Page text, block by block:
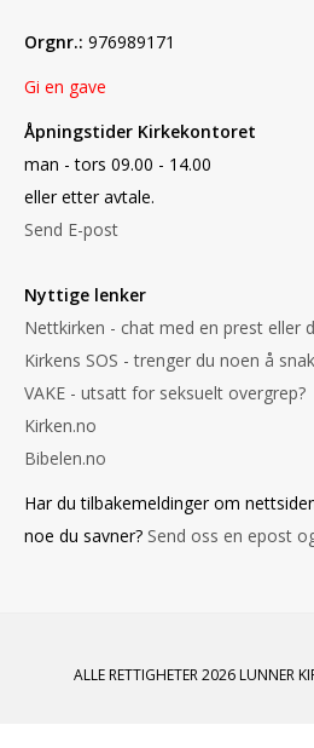
Orgnr.: 976989171
Gi en gave
Åpningstider Kirkekontoret
man - tors 09.00 - 14.00
eller etter avtale.
Send E-post
Nyttige lenker
Nettkirken - chat med en prest eller
Kirkens SOS - trenger du noen å
VAKE - utsatt for seksuelt overgrep?
Kirken.no
Bibelen.no
Har du tilbakemeldinger om
noe du savner? Send oss en epost
ALLE RETTIGHETER 2026 LUNNER